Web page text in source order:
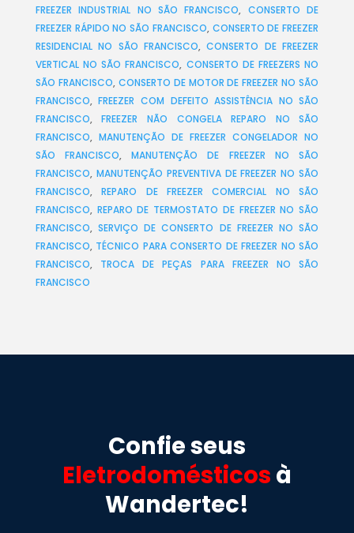
FREEZER INDUSTRIAL NO SÃO FRANCISCO, CONSERTO DE
FREEZER RÁPIDO NO SÃO FRANCISCO, CONSERTO DE FREEZER
RESIDENCIAL NO SÃO FRANCISCO,CONSERTO DE FREEZER
VERTICAL NO SÃO FRANCISCO, CONSERTO DE FREEZERS NO
SÃO FRANCISCO, CONSERTO DE MOTOR DE FREEZER NO SÃO
FRANCISCO,FREEZER COM DEFEITO ASSISTÊNCIA NO SÃO
FRANCISCO,FREEZER NÃO CONGELA REPARO NO SÃO
FRANCISCO, MANUTENÇÃO DE FREEZER CONGELADOR NO
SÃO FRANCISCO,MANUTENÇÃO DE FREEZER NO SÃO
FRANCISCO, MANUTENÇÃO PREVENTIVA DE FREEZER NO SÃO
FRANCISCO,REPARO DE FREEZER COMERCIAL NO SÃO
FRANCISCO, REPARO DE TERMOSTATO DE FREEZER NO SÃO
FRANCISCO, SERVIÇO DE CONSERTO DE FREEZER NO SÃO
FRANCISCO, TÉCNICO PARA CONSERTO DE FREEZER NO SÃO
FRANCISCO, TROCA DE PEÇAS PARA FREEZER NO SÃO
FRANCISCO
Confie seus
Eletrodomésticos à
Wandertec!